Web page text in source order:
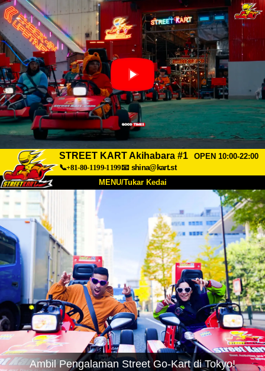
STREET KART Akihabara #1
OPEN 10:00-22:00
📞+81-80-1199-1199📧 shina@kart.st
MENU/Tukar Kedai
Tentang Spesifikasi Harga
Akses Soalan Lazim
Syarikat Tempahan
Tukar Kedai
Tokyo Shinagawa Tokyo Akihabara#1
Tokyo Akihabara#2 Tokyo Shibuya
Tokyo Shibuya Annex Tokyo Bay
Tokyo Asakusa Osaka
Ambil Pengalaman Street Go-Kart di Tokyo!